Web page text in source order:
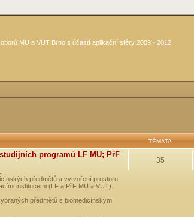
MU a VUT Brno s účastí aplikační sféry 2009 - 2012
TÉMATA
programů LF MU; PřF
předmětů a vytvoření prostoru
institucemi (LF a PřF MU a VUT).
předmětů s biomedicínským
35